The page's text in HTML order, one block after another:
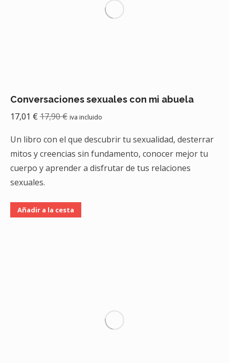
Conversaciones sexuales con mi abuela
17,01 € 17,90€ iva incluido
Un libro con el que descubrir tu sexualidad, desterrar
mitos y creencias sin fundamento, conocer mejor tu
cuerpo y aprender a disfrutar de tus relaciones
sexuales.
Añadir a la cesta